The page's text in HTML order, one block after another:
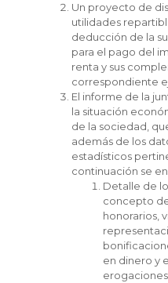
Un proyecto de
utilidades
deducción de la
para el pago del
renta y sus
correspondiente
El informe de la
la situación
de la sociedad,
además de los
estadísticos
continuación se
Detalle de
concepto
honorarios,
en dinero y